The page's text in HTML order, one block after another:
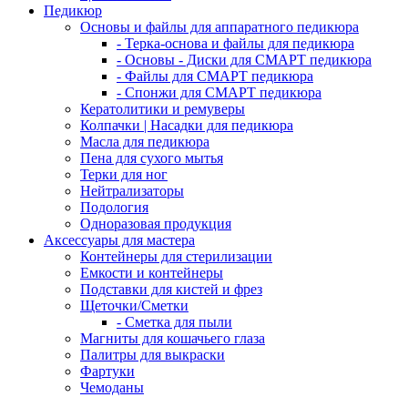
Педикюр
Основы и файлы для аппаратного педикюра
- Терка-основа и файлы для педикюра
- Основы - Диски для СМАРТ педикюра
- Файлы для СМАРТ педикюра
- Спонжи для СМАРТ педикюра
Кератолитики и ремуверы
Колпачки | Насадки для педикюра
Масла для педикюра
Пена для сухого мытья
Терки для ног
Нейтрализаторы
Подология
Одноразовая продукция
Аксессуары для мастера
Контейнеры для стерилизации
Емкости и контейнеры
Подставки для кистей и фрез
Щеточки/Сметки
- Сметка для пыли
Магниты для кошачьего глаза
Палитры для выкраски
Фартуки
Чемоданы